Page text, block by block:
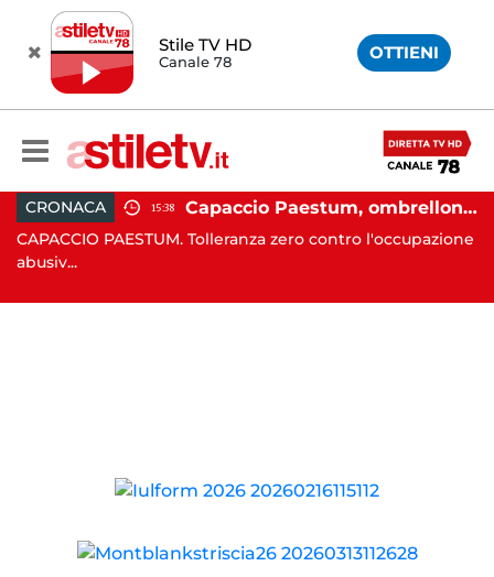
Stile TV HD
Canale 78 OTTIENI
CRONACA 15:38 Capaccio Paestum, ombrellone selvaggio: blitz della Municipale, sgomberate tutte le spiagge libere
CAPACCIO PAESTUM. Tolleranza zero contro l'occupazione
abusiv...